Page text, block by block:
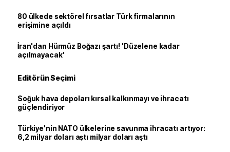
80 ülkede sektörel fırsatlar Türk firmalarının
erişimine açıldı
İran'dan Hürmüz Boğazı şartı! 'Düzelene kadar
açılmayacak'
Editörün Seçimi
Soğuk hava depoları kırsal kalkınmayı ve ihracatı
güçlendiriyor
Türkiye'nin NATO ülkelerine savunma ihracatı artıyor:
6,2 milyar doları aştı milyar doları aştı